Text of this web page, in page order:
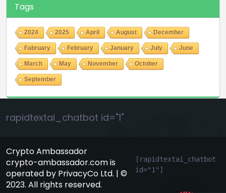
Tags
2024 2025 April August December
Fabruary February January July June
March May November October
September
rapidtextai_chatbot id="1"
Crypto Ambassador
crypto-ambassador.com is
operated by PrivacyCo Ltd. | ©
2023. All rights reserved.
[rapidtextai_chatbot
id="1"]
GeekyBot